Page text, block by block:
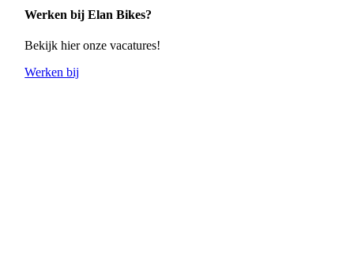
Werken bij Elan Bikes?
Bekijk hier onze vacatures!
Werken bij